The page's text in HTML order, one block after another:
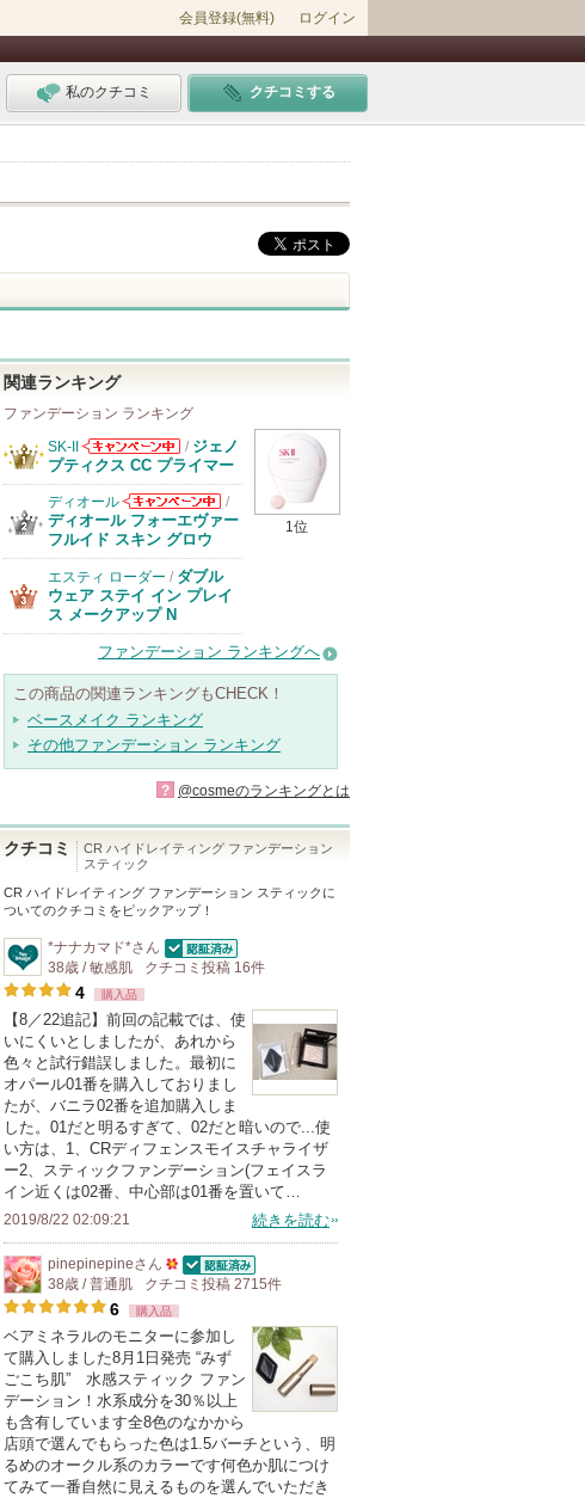
会員登録(無料) ログイン
私のクチコミ クチコミする
関連ランキング
ファンデーション ランキング
1位
SK-II
SK-IIからのお
知らせがありま
す
/ ジェノ
プティクス CC プライマー
ディオール
ディオールから
のお知らせがあ
/
ディオール フォーエヴァー
フルイド スキン グロウ
エスティ ローダー / ダブル
ウェア ステイ イン プレイ
ス メークアップ N
ファンデーション ランキングへ
この商品の関連ランキングもCHECK！
ベースメイク ランキング
その他ファンデーション ランキング
? @cosmeのランキングとは
クチコミ
CR ハイドレイティング ファンデーション
スティック
CR ハイドレイティング ファンデーション スティック に
ついてのクチコミをピックアップ！
*ナナカマド*さん
認証済
38歳 / 敏感肌 クチコミ投稿 16件
4 購入品
【8／22追記】前回の記載では、使
いにくいとしましたが、あれから
色々と試行錯誤しました。最初に
オパール01番を購入しておりまし
たが、バニラ02番を追加購入しま
した。01だと明るすぎて、02だと暗いので...使
い方は、1、CRディフェンスモイスチャライザ
ー2、スティックファンデーション(フェイスラ
イン近くは02番、中心部は01番を置いて…
2019/8/22 02:09:21 続きを読む
pinepinepineさん
50
人
以
上
の
メ
ン
バ
認証済
38歳 / 普通肌 クチコミ投稿 2715件
6 購入品
ベアミネラルのモニターに参加し
て購入しました8月1日発売 “みず
ごこち肌” 水感スティック ファン
デーション！水系成分を30％以上
も含有しています全8色のなかから
店頭で選んでもらった色は1.5バーチという、明
るめのオークル系のカラーです何色か肌につけ
てみて一番自然に見えるものを選んでいただき